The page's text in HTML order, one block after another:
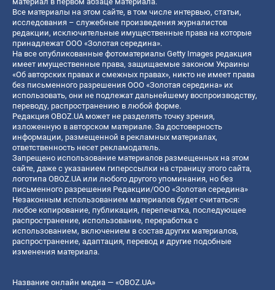
Все материалы на этом сайте, в том числе интервью, статьи,
исследования – служебные произведения журналистов
редакции, исключительные имущественные права на которые
принадлежат ООО «Золотая середина».
На все опубликованные фотоматериалы Getty Images редакция
имеет имущественные права, защищаемые законом Украины
«Об авторских правах и смежных правах», никто не имеет права
без письменного разрешения ООО «Золотая середина» их
использовать, они не подлежат дальнейшему воспроизводству,
переводу, распространению в любой форме.
Редакция OBOZ.UA может не разделять точку зрения,
изложенную в авторском материале. За достоверность
информации, размещенной в рекламных материалах,
ответственность несет рекламодатель.
Запрещено использование материалов размещенных на этом
сайте, даже с указанием гиперссылки на страницу этого сайта,
логотипа OBOZ.UA или любого другого упоминания, но без
письменного разрешения Редакции/ООО «Золотая середина»
Незаконным использованием материалов будет считаться:
любое копирование, публикация, перепечатка, последующее
распространение, использование, переработка с
использованием, включением в состав других материалов,
распространение, адаптация, перевод и другие подобные
изменения материала.
Название онлайн медиа — «OBOZ.UA»